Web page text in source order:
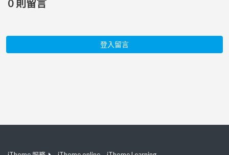
0 則留言
登入留言